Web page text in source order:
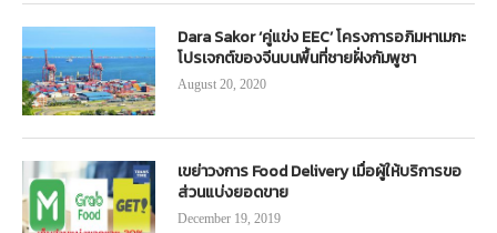
Dara Sakor ‘คู่แข่ง EEC’ โครงการอภิมหาเมกะ
โปรเจกต์ของจีนบนพื้นที่ชายฝั่งกัมพูชา
August 20, 2020
เขย่าวงการ Food Delivery เมื่อผู้ให้บริการขอ
ส่วนแบ่งยอดขาย
December 19, 2019